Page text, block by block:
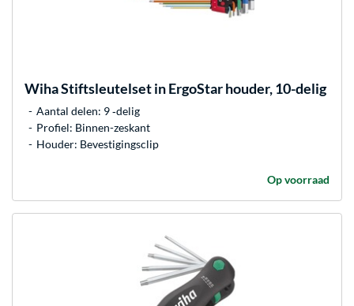
WihaStiftsleutelset in ErgoStar houder, 10-delig
Aantal delen: 9 ‐delig
Profiel: Binnen-zeskant
Houder: Bevestigingsclip
Op voorraad